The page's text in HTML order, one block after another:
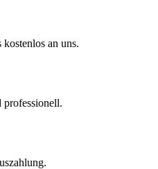
kostenlos an uns.
professionell.